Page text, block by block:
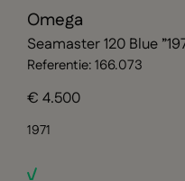
Omega
Seamaster 120 Blue
Referentie: 166.073
€ 4.500
1971